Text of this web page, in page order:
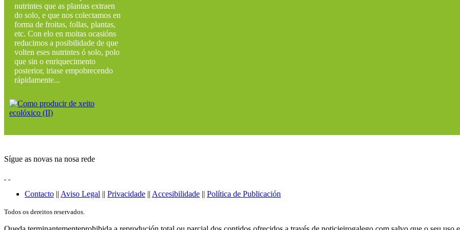
nutrintes que as plantas extraen
do solo, e que nos colectamos en
forma de froitas, follas, plantas,
etc. Con elo en moitas ocasións
reducimos a posibilidade de que
volten eses nutrintes ó solo, polo
que sin o enriquecimento
posterior, iriase empobrecendo
rápidamente...
Sígue as novas na nosa rede
Contacto || Aviso Legal || Privacidade || Accesibilidade || Política de Publicación
Todos os dereitos reservados.